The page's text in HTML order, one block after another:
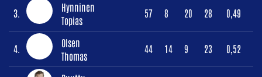
3.
Hynninen
Topias
57 8 20 28 0,49
4.
Olsen
Thomas
44 14 9 23 0,52